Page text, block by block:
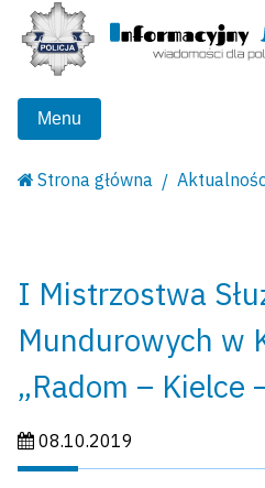
Menu
Strona główna
I Mistrzostwa
Mundurowych w
„Radom – Kielce
Data publikacji:
08.10.2019